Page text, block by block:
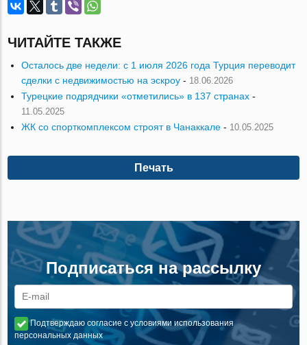
ЧИТАЙТЕ ТАКЖЕ
Осталось две недели: с 1 июля 2026 года Турция переводит
сделки с недвижимостью на эскроу - 18.06.2026
Турецкие подрядчики «отметились» в 137 странах -
11.05.2025
ЖК со спорткомплексом строят в Чанаккале - 10.05.2025
Печать
Подписаться на рассылку
Подтверждаю согласие с условиями использования
персональных данных